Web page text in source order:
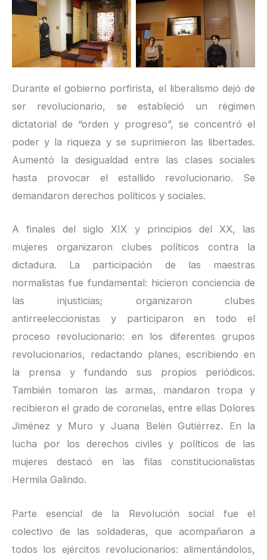
Durante el gobierno porfirista, el liberalismo dejó de
ser revolucionario, se estableció un régimen
dictatorial de “orden y progreso”, se concentró el
poder y la riqueza y se suprimieron las libertades.
Aumentó la desigualdad entre las clases sociales
hasta provocar el estallido revolucionario. Se
demandaron derechos políticos y sociales.
A finales del siglo XIX y principios del XX, las
mujeres organizaron clubes políticos contra la
dictadura. La participación de las maestras
normalistas fue fundamental: hicieron conciencia de
las injusticias; organizaron clubes
antirreeleccionistas y participaron en todo el
proceso revolucionario: en los diferentes grupos
revolucionarios, redactando planes, escribiendo en
la prensa y fundando sus propios periódicos.
También tomaron las armas, mandaron tropa y
recibieron el grado de coronelas, entre ellas Dolores
Jiménez y Muro y Juana Belén Gutiérrez. En la
lucha por los derechos civiles y políticos de las
mujeres destacó en las filas constitucionalistas
Hermila Galindo.
Parte esencial de la Revolución social fue el
colectivo de las soldaderas, que acompañaron a
todos los ejércitos revolucionarios: alimentándolos,